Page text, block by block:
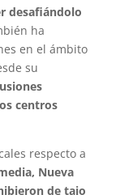
desafiándolo
ha
en el ámbito
su
centros
respecto a
Nueva
de tajo